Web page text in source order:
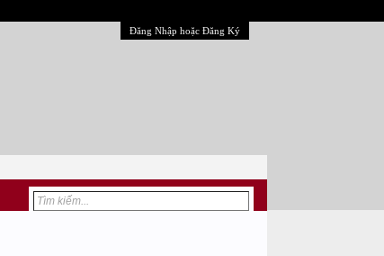
Đăng Nhập hoặc Đăng Ký